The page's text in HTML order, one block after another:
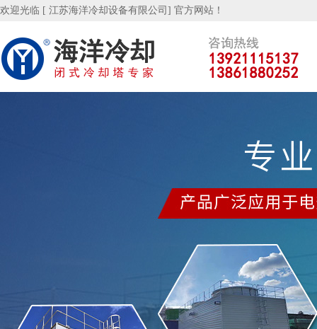
欢迎光临 [ 江苏海洋冷却设备有限公司] 官方网站！